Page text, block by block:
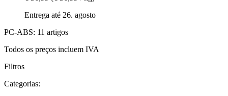
Entrega até 26. agosto
PC-ABS: 11 artigos
Todos os preços incluem IVA
Filtros
Categorias: